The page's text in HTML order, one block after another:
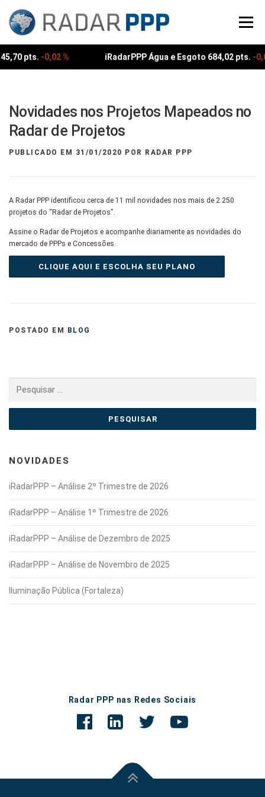
para
Menu
pts. -0,02 % iRadarPPP Água e Esgoto 684,02 pts. -
Novidades nos Projetos Mapeados no
Radar de Projetos
PUBLICADO EM 31/01/2020 POR RADAR PPP
A Radar PPP identificou cerca de 11 mil novidades nos mais de 2.250
projetos do “Radar de Projetos”.
Assine o Radar de Projetos e acompanhe diariamente as novidades do
mercado de PPPs e Concessões.
CLIQUE AQUI E ESCOLHA SEU PLANO
POSTADO EM BLOG
por:
NOVIDADES
iRadarPPP – Análise 2º Trimestre de 2026
iRadarPPP – Análise 1º Trimestre de 2026
iRadarPPP – Análise de Dezembro de 2025
iRadarPPP – Análise de Novembro de 2025
Iluminação Pública (Fortaleza)
Radar PPP nas Redes Sociais